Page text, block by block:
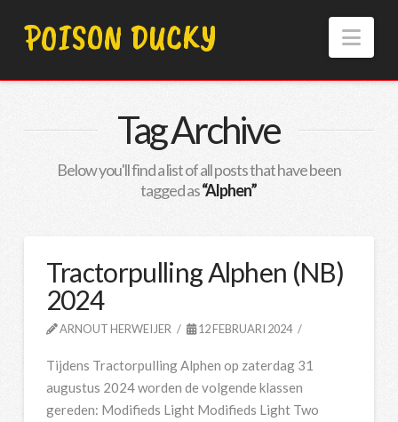
POISON DUCKY
Tag Archive
Below you'll find a list of all posts that have been
tagged as“Alphen”
Tractorpulling Alphen (NB)
2024
ARNOUT HERWEIJER 12 FEBRUARI 2024
Tijdens Tractorpulling Alphen op zaterdag 31
augustus 2024 worden de volgende klassen
gereden: Modifieds Light Modifieds Light Two